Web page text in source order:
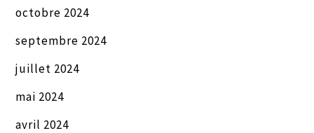
octobre 2024
septembre 2024
juillet 2024
mai 2024
avril 2024